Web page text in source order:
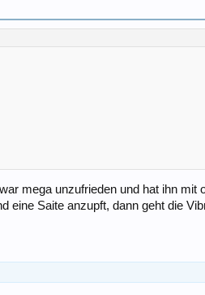
mega unzufrieden und hat ihn mit
eine Saite anzupft, dann geht die